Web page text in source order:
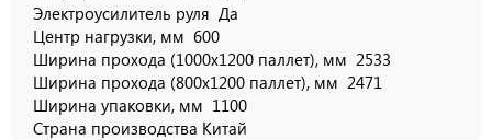
Электроусилитель руля Да
Центр нагрузки, мм 600
Ширина прохода (1000х1200 паллет), мм 2533
Ширина прохода (800х1200 паллет), мм 2471
Ширина упаковки, мм 1100
Страна производства Китай